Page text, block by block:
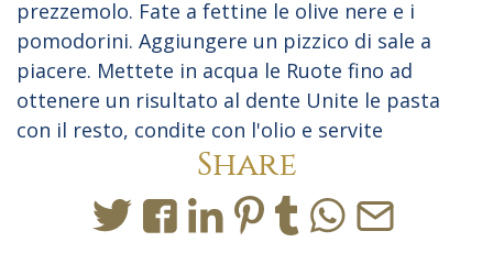
prezzemolo. Fate a fettine le olive nere e i
pomodorini. Aggiungere un pizzico di sale a
piacere. Mettete in acqua le Ruote fino ad
ottenere un risultato al dente Unite le pasta
con il resto, condite con l'olio e servite
Share